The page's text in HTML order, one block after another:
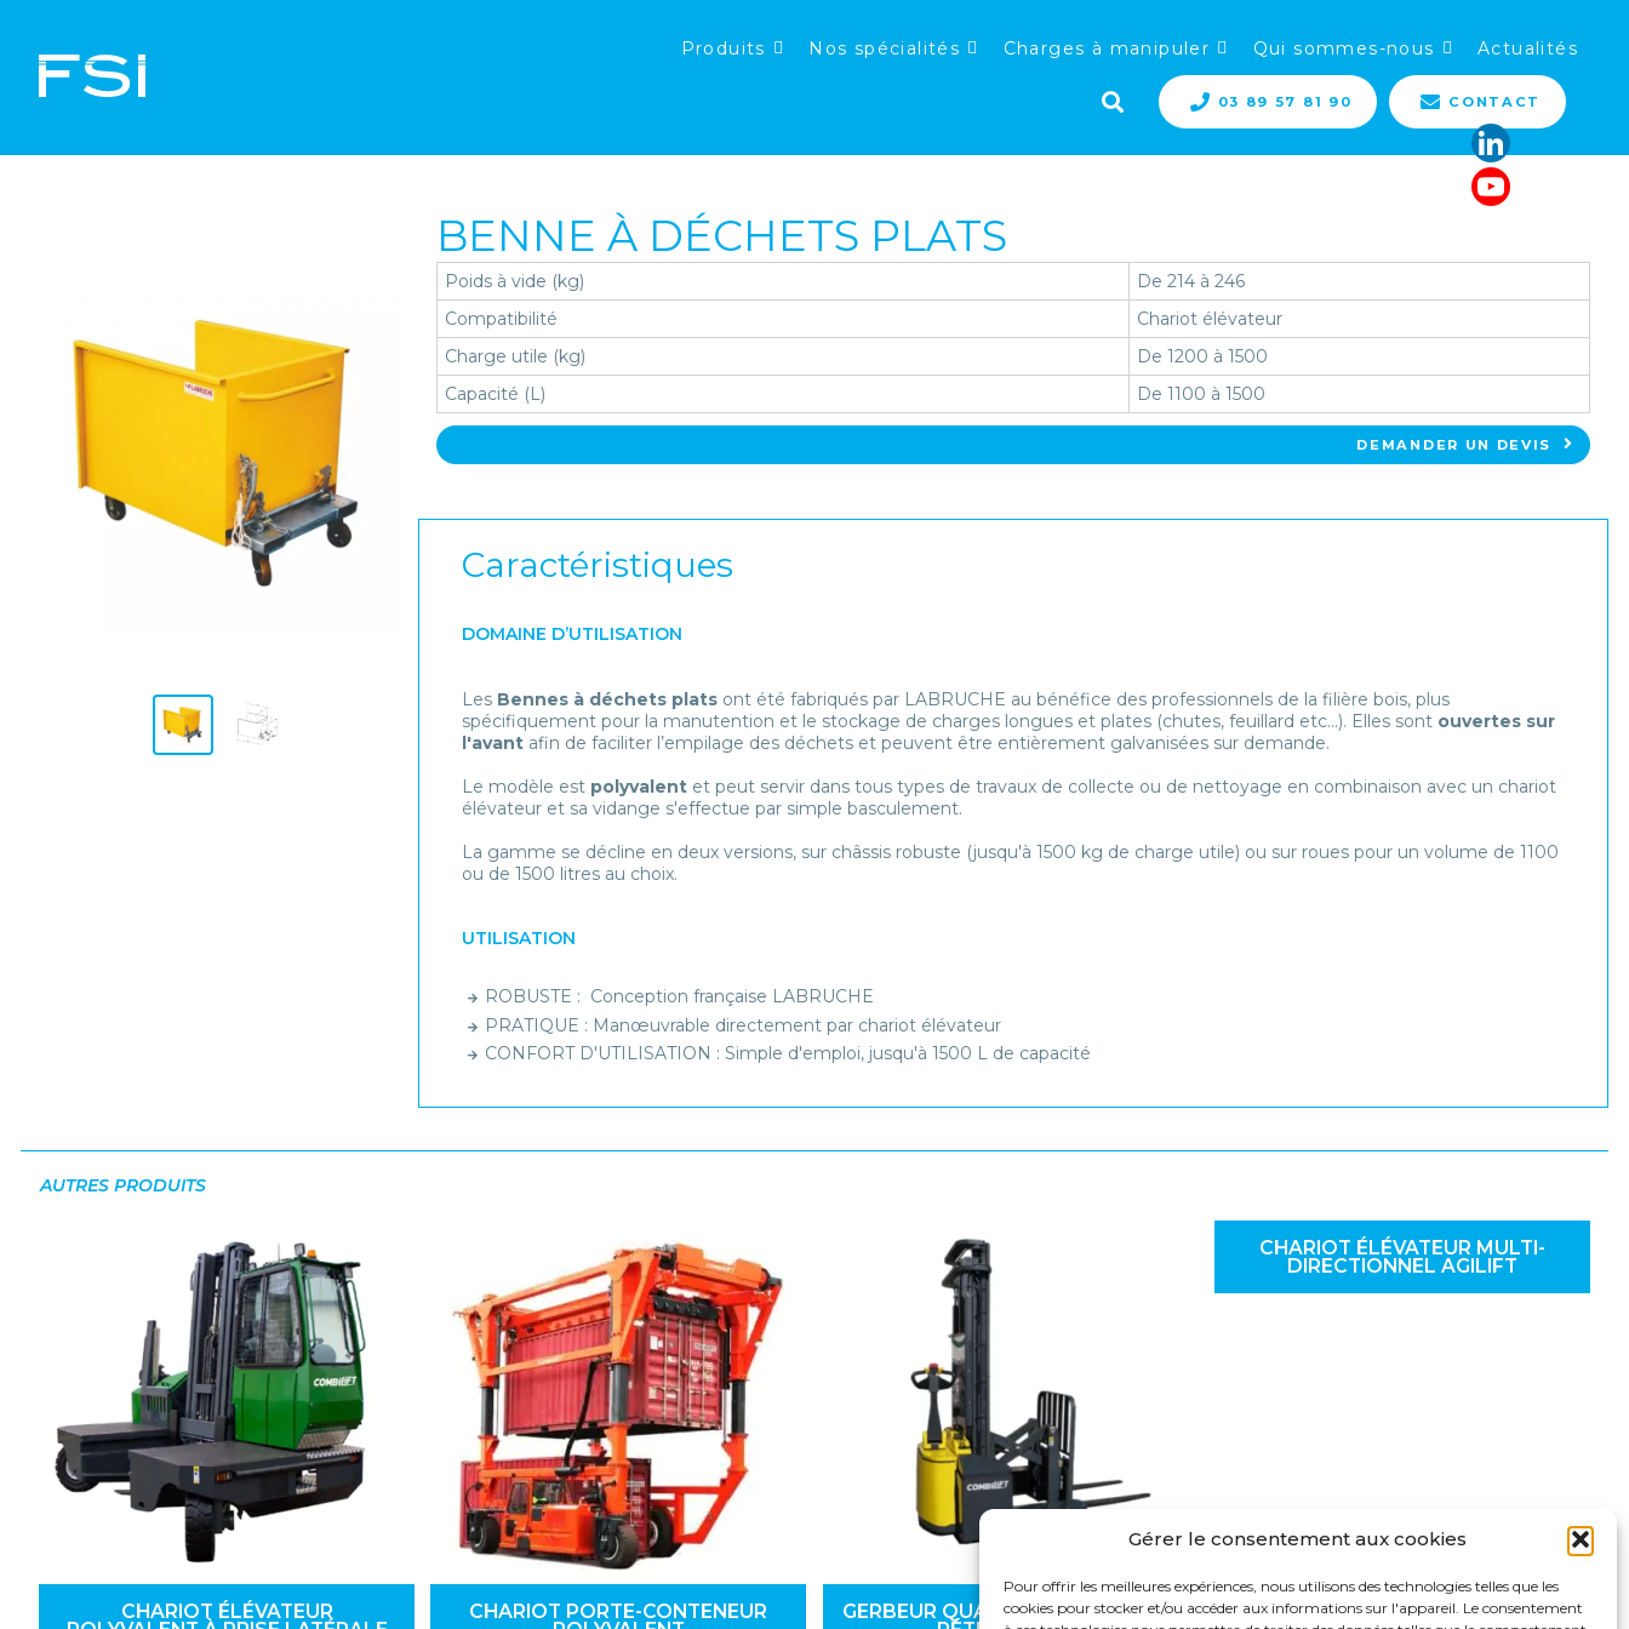
Gérer le consentement aux cookies
Pour offrir les meilleures expériences, nous utilisons des technologies telles que les
cookies pour stocker et/ou accéder aux informations sur l'appareil. Le consentement
Produits Nos spécialités Charges à manipuler Qui sommes-nous Actualités
03 89 57 81 90 CONTACT
BENNE À DÉCHETS PLATS
Poids à vide (kg)
De 214 à 246
Compatibilité
Chariot élévateur
Charge utile (kg)
De 1200 à 1500
Capacité (L)
De 1100 à 1500
DEMANDER UN DEVIS
Caractéristiques
DOMAINE D’UTILISATION
Les Bennes à déchets plats ont été fabriqués par LABRUCHE au bénéfice des professionnels de la filière bois, plus
spécifiquement pour la manutention et le stockage de charges longues et plates (chutes, feuillard etc...). Elles sont ouvertes sur
l'avantafin de faciliter l’empilage des déchets et peuvent être entièrement galvanisées sur demande.
Le modèle est polyvalentet peut servir dans tous types de travaux de collecte ou de nettoyage en combinaison avec un chariot
élévateur et sa vidange s'effectue par simple basculement.
La gamme se décline en deux versions, sur châssis robuste (jusqu'à 1500 kg de charge utile) ou sur roues pour un volume de 1100
ou de 1500 litres au choix.
UTILISATION
ROBUSTE : Conception française LABRUCHE
PRATIQUE : Manœuvrable directement par chariot élévateur
CONFORT D'UTILISATION : Simple d'emploi, jusqu'à 1500 L de capacité
AUTRES PRODUITS
CHARIOT ÉLÉVATEUR CHARIOT PORTE-CONTENEUR GERBEUR QUADRI-DIRECTIONNEL
CHARIOT ÉLÉVATEUR MULTI-
DIRECTIONNEL AGILIFT